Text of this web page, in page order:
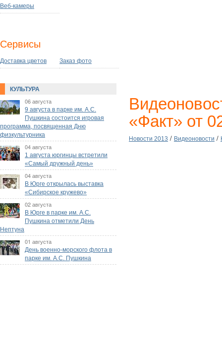
Веб-камеры
Сервисы
Доставка цветов Заказ фото
КУЛЬТУРА
06 августа
9 августа в парке им. А.С.
Пушкина состоится игровая
программа, посвященная Дню
физкультурника
04 августа
1 августа юргинцы встретили
«Самый дружный день»
04 августа
В Юрге открылась выставка
«Сибирское кружево»
02 августа
В Юрге в парке им. А.С.
Пушкина отметили День
Нептуна
01 августа
День военно-морского флота в
парке им. А.С. Пушкина
«Факт» от
Новости 2013 / Видеоновости /